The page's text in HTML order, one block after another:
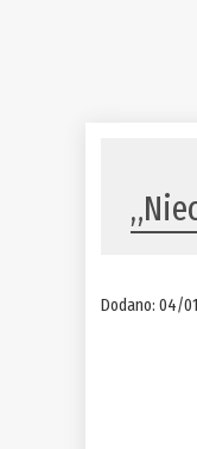
Dodano: 04/